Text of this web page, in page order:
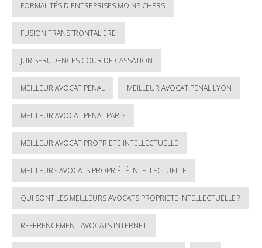
FORMALITÉS D'ENTREPRISES MOINS CHERS
FUSION TRANSFRONTALIÈRE
JURISPRUDENCES COUR DE CASSATION
MEILLEUR AVOCAT PENAL MEILLEUR AVOCAT PENAL LYON
MEILLEUR AVOCAT PENAL PARIS
MEILLEUR AVOCAT PROPRIETE INTELLECTUELLE
MEILLEURS AVOCATS PROPRIÉTÉ INTELLECTUELLE
QUI SONT LES MEILLEURS AVOCATS PROPRIETE INTELLECTUELLE ?
REFERENCEMENT AVOCATS INTERNET